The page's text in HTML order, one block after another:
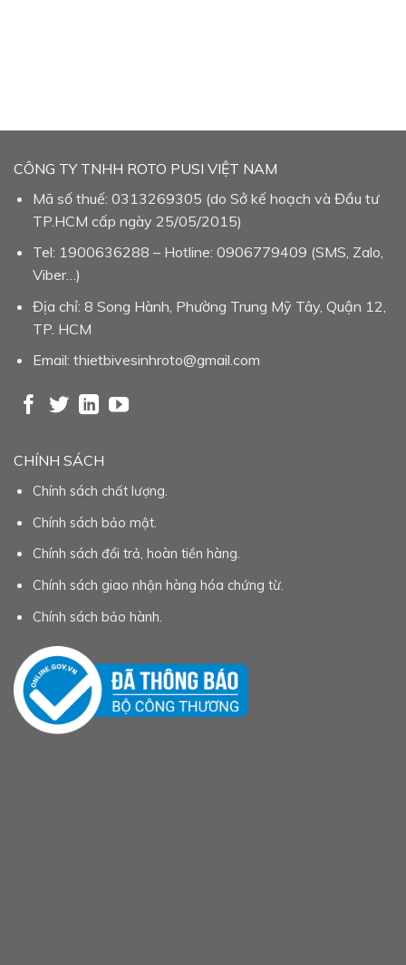
CÔNG TY TNHH ROTO PUSI VIỆT NAM
Mã số thuế: 0313269305 (do Sở kế hoạch và Đầu tư
TP.HCM cấp ngày 25/05/2015)
Tel: 1900636288 – Hotline: 0906779409 (SMS, Zalo,
Viber…)
Địa chỉ: 8 Song Hành, Phường Trung Mỹ Tây, Quận 12,
TP. HCM
Email: thietbivesinhroto@gmail.com
CHÍNH SÁCH
Chính sách chất lượng.
Chính sách bảo mật.
Chính sách đổi trả, hoàn tiền hàng.
Chính sách giao nhận hàng hóa chứng từ.
Chính sách bảo hành.